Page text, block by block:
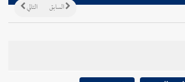
التالي السابق